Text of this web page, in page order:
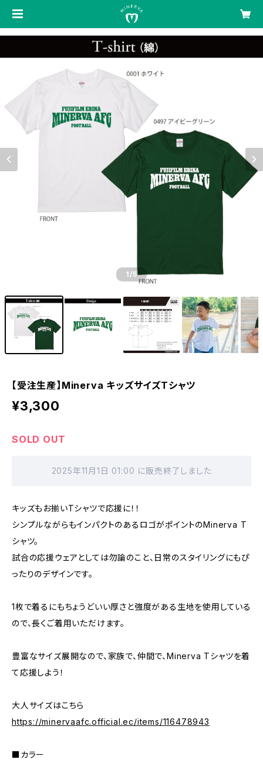
1 /5
【受注生産】Minerva キッズサイズTシャツ
¥3,300
SOLD OUT
2025年11月1日 01:00 に販売終了しました
キッズもお揃いTシャツで応援に！！
シンプルながらもインパクトのあるロゴがポイントのMinerva T
シャツ。
試合の応援ウェアとしては勿論のこと、日常のスタイリングにもぴ
ったりのデザインです。
1枚で着るにもちょうどいい厚さと強度がある生地を使用している
ので、長くご着用いただけます。
豊富なサイズ展開なので、家族で、仲間で、Minerva Tシャツを着
て応援しよう！
大人サイズはこちら
https://minervaafc.official.ec/items/116478943
■カラー